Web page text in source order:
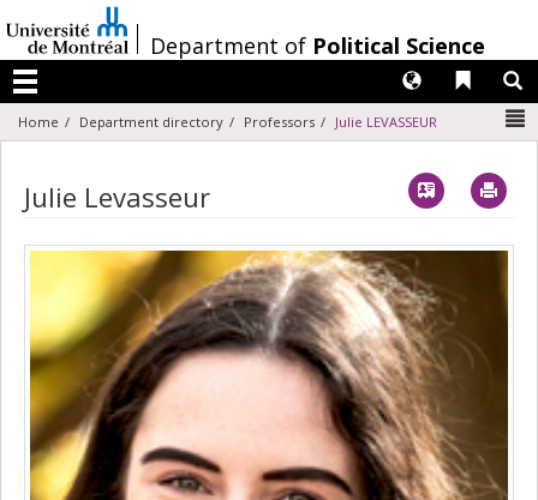
au
contenu
/Department of Political Science
Menu
Liens
Langues
Home Department directory Professors Julie LEVASSEUR
Julie Levasseur Vcard